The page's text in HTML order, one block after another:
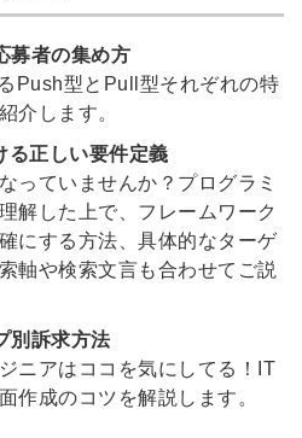
募者の集め方
Push型とPull型それぞれの特
介します。
る正しい要件定義
っていませんか？プログラミ
解した上で、 フレームワーク
にする方法、具体的なターゲ
軸や検索文言も合わせてご説
別訴求方法
ニアはココを気にしてる！IT
作成のコツを解説します。